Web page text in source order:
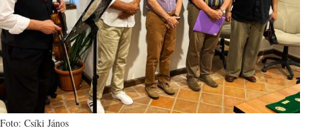
Foto: Csíki János